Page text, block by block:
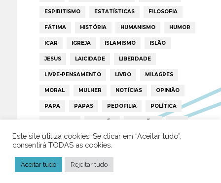
ESPIRITISMO ESTATÍSTICAS FILOSOFIA
FÁTIMA HISTÓRIA HUMANISMO HUMOR
ICAR IGREJA ISLAMISMO ISLÃO
JESUS LAICIDADE LIBERDADE
LIVRE-PENSAMENTO LIVRO MILAGRES
MORAL MULHER NOTÍCIAS OPINIÃO
PAPA PAPAS PEDOFILIA POLÍTICA
PORTUGAL RELIGIÃO RELIGIÕES RTP
TRUMP VATICANO
Este site utiliza cookies. Se clicar em “Aceitar tudo”,
consentirá TODAS as cookies.
Aceitar tudo Rejeitar tudo